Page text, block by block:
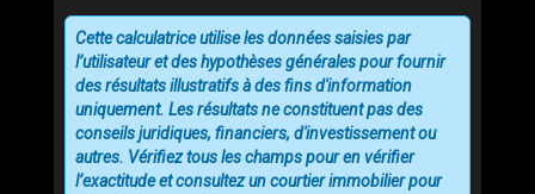
Cette calculatrice utilise les données saisies par
l’utilisateur et des hypothèses générales pour fournir
des résultats illustratifs à des fins d'information
uniquement. Les résultats ne constituent pas des
conseils juridiques, financiers, d'investissement ou
autres. Vérifiez tous les champs pour en vérifier
l’exactitude et consultez un courtier immobilier pour